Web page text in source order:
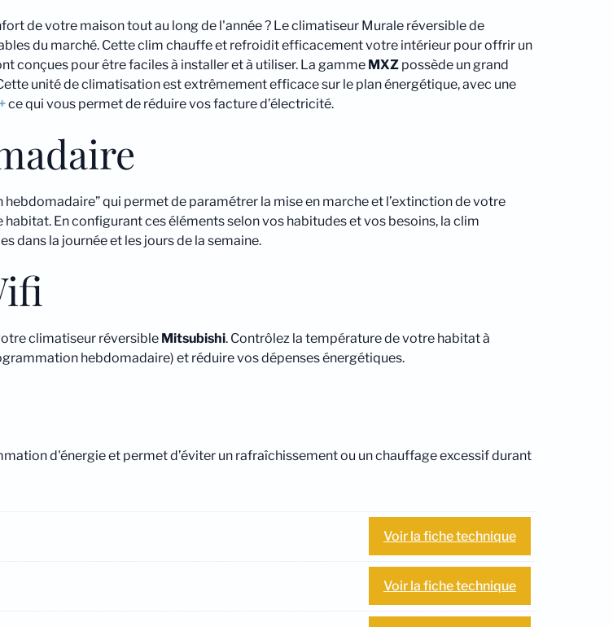
de votre maison tout au long de l'année ? Le climatiseur Murale réversible de
du marché. Cette clim chauffe et refroidit efficacement votre intérieur pour offrir un
conçues pour être faciles à installer et à utiliser. La gamme MXZ possède un grand
unité de climatisation est extrêmement efficace sur le plan énergétique, avec une
ce qui vous permet de réduire vos facture d’électricité.
qui permet de paramétrer la mise en marche et l’extinction de votre
En configurant ces éléments selon vos habitudes et vos besoins, la clim
dans la journée et les jours de la semaine.
climatiseur réversible Mitsubishi. Contrôlez la température de votre habitat à
hebdomadaire) et réduire vos dépenses énergétiques.
d'énergie et permet d’éviter un rafraîchissement ou un chauffage excessif durant
Voir la fiche technique
Voir la fiche technique